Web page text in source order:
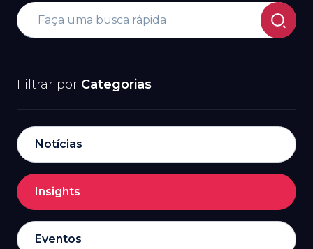
Filtrar por Categorias
Notícias
Insights
Eventos